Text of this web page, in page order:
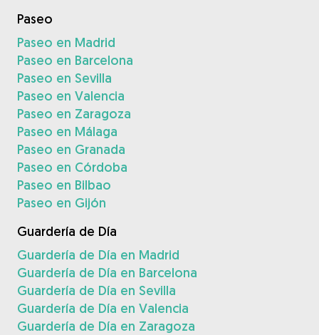
Paseo
Paseo en Madrid
Paseo en Barcelona
Paseo en Sevilla
Paseo en Valencia
Paseo en Zaragoza
Paseo en Málaga
Paseo en Granada
Paseo en Córdoba
Paseo en Bilbao
Paseo en Gijón
Guardería de Día
Guardería de Día en Madrid
Guardería de Día en Barcelona
Guardería de Día en Sevilla
Guardería de Día en Valencia
Guardería de Día en Zaragoza